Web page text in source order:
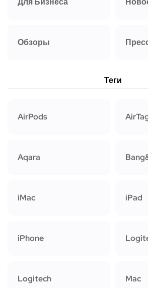
Обзоры
Теги
AirPods
Aqara
iMac iPad
iPhone
Logitech Mac